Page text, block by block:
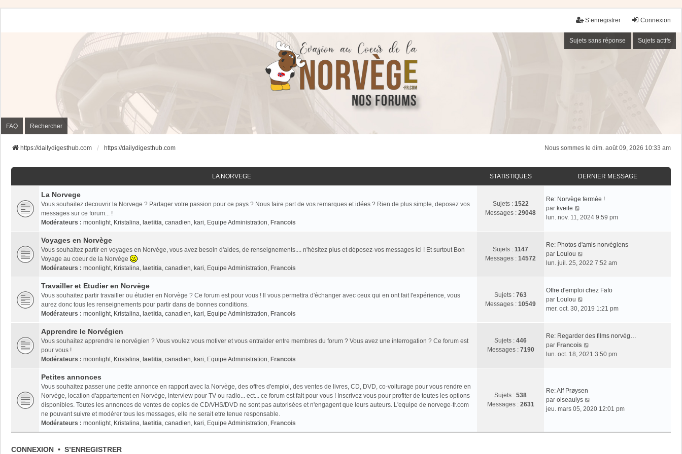
Connexion
S’enregistrer
Sujets sans réponse Sujets actifs
FAQ Rechercher
Nous sommes le dim. août 09, 2026 10:33 am
https://dailydigesthub.com https://dailydigesthub.com
LA NORVEGE STATISTIQUES DERNIER MESSAGE
La Norvege
Vous souhaitez decouvrir la Norvege ? Partager votre passion pour ce pays ? Nous faire part de vos remarques et idées ? Rien de plus simple, deposez vos
messages sur ce forum... !
Modérateurs : moonlight, Kristalina, laetitia, canadien, kari, Equipe Administration, Francois
Sujets : 1522
Messages : 29048
Re: Norvège fermée !
par kveite
o
l
e
d
n
i
e
e
s
s
lun. nov. 11, 2024 9:59 pm
Voyages en Norvège
Vous souhaitez partir en voyages en Norvège, vous avez besoin d'aides, de renseignements.... n'hésitez plus et déposez-vos messages ici ! Et surtout Bon
Voyage au coeur de la Norvège
Modérateurs : moonlight, Kristalina, laetitia, canadien, kari, Equipe Administration, Francois
Sujets : 1147
Messages : 14572
Re: Photos d'amis norvégiens
par Loulou
o
l
d
n
i
e
s
s
a
lun. juil. 25, 2022 7:52 am
Travailler et Etudier en Norvège
Vous souhaitez partir travailler ou étudier en Norvège ? Ce forum est pour vous ! Il vous permettra d'échanger avec ceux qui en ont fait l'expérience, vous
aurez donc tous les renseignements pour partir dans de bonnes conditions.
Modérateurs : moonlight, Kristalina, laetitia, canadien, kari, Equipe Administration, Francois
Sujets : 763
Messages : 10549
Offre d'emploi chez Fafo
par Loulou
o
l
e
d
i
e
r
mer. oct. 30, 2019 1:21 pm
Apprendre le Norvégien
Vous souhaitez apprendre le norvégien ? Vous voulez vous motiver et vous entraider entre membres du forum ? Vous avez une interrogation ? Ce forum est
pour vous !
Modérateurs : moonlight, Kristalina, laetitia, canadien, kari, Equipe Administration, Francois
Sujets : 446
Messages : 7190
Re: Regarder des films norvég…
par Francois
o
d
e
lun. oct. 18, 2021 3:50 pm
Petites annonces
Vous souhaitez passer une petite annonce en rapport avec la Norvège, des offres d'emploi, des ventes de livres, CD, DVD, co-voiturage pour vous rendre en
Norvège, location d'appartement en Norvège, interview pour TV ou radio... ect... ce forum est fait pour vous ! Inscrivez vous pour profiter de toutes les options
disponibles. Toutes les annonces de ventes de copies de CD/VHS/DVD ne sont pas autorisées et n'engagent que leurs auteurs. L'equipe de norvege-fr.com
ne pouvant suivre et modérer tous les messages, elle ne serait etre tenue responsable.
Modérateurs : moonlight, Kristalina, laetitia, canadien, kari, Equipe Administration, Francois
Sujets : 538
Messages : 2631
Re: Alf Prøysen
par oiseaulys
o
jeu. mars 05, 2020 12:01 pm
CONNEXION • S’ENREGISTRER